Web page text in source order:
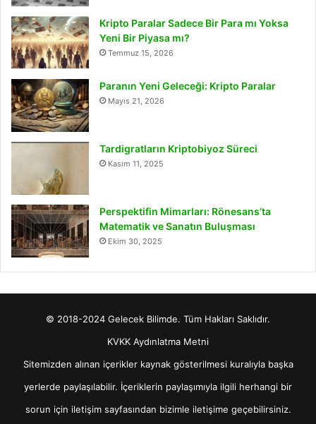
Kripto Paralar Sadece Bir Para mı Yoksa
Yeni Bir Piyasa mı?
Temmuz 15, 2026
Paranın Yeni Geleceği: Kripto Paralar
Mayıs 21, 2026
Tardigratların Kriptobiyoz Süreci
Kasım 11, 2025
Perspektifin Mimarları: Rönesans’ta
Matematik ve Sanatın Buluşması
Ekim 30, 2025
© 2018-2024 Gelecek Bilimde. Tüm Hakları Saklıdır.
KVKK Aydınlatma Metni
Sitemizden alınan içerikler kaynak gösterilmesi kuralıyla başka
yerlerde paylaşılabilir. İçeriklerin paylaşımıyla ilgili herhangi bir
sorun için iletişimsayfasından bizimle iletişime geçebilirsiniz.